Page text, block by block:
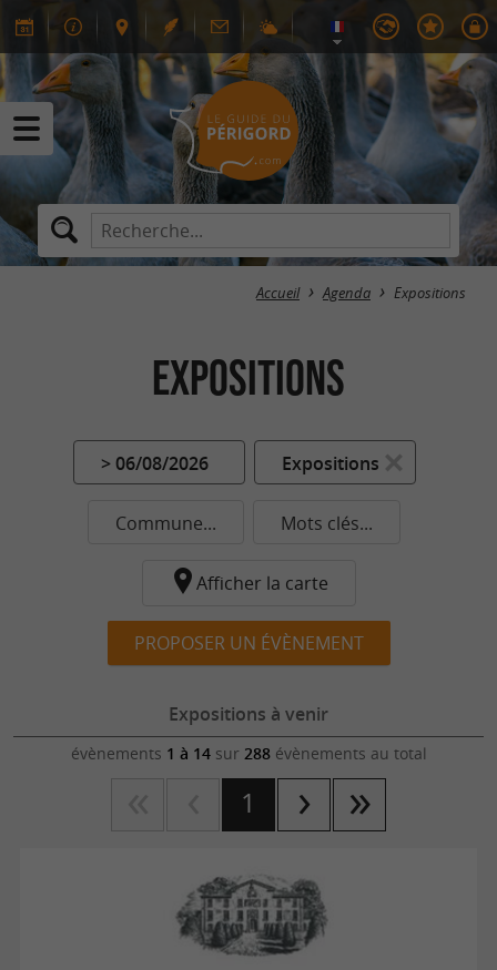
Accueil Agenda Expositions
Expositions
> 06/08/2026 Expositions
Commune... Mots clés...
Afficher la carte
PROPOSER UN ÉVÈNEMENT
Expositions à venir
évènements 1 à 14sur 288évènements au total
1